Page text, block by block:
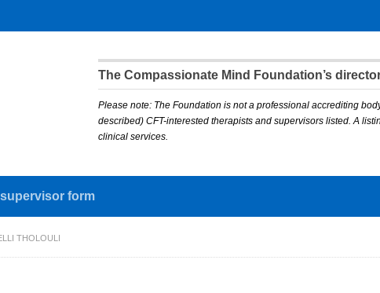
The Compassionate Mind Foundation’s
Please note: The Foundation is not a professional accrediting
described) CFT-interested therapists and supervisors listed. A
clinical services.
form
THOLOULI